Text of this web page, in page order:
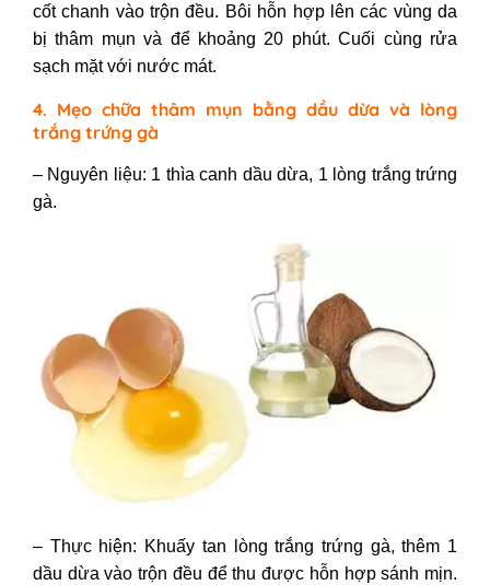
cốt chanh vào trộn đều. Bôi hỗn hợp lên các vùng da
bị thâm mụn và để khoảng 20 phút. Cuối cùng rửa
sạch mặt với nước mát.
4. Mẹo chữa thâm mụn bằng dầu dừa và lòng
trắng trứng gà
– Nguyên liệu: 1 thìa canh dầu dừa, 1 lòng trắng trứng
gà.
– Thực hiện: Khuấy tan lòng trắng trứng gà, thêm 1
dầu dừa vào trộn đều để thu được hỗn hợp sánh mịn.